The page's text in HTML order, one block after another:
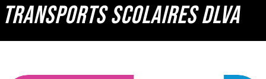
TRANSPORTS SCOLAIRES DLVA